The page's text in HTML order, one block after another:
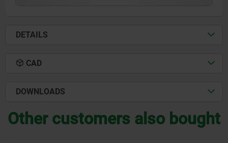
DETAILS
CAD
DOWNLOADS
Other customers also bought